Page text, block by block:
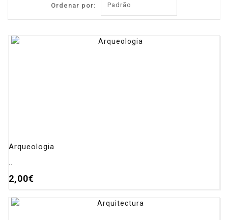
Ordenar por:
Arqueologia
2,00€